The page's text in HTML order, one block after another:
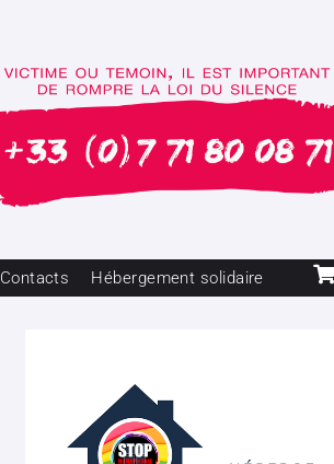
Contacts Hébergement solidaire